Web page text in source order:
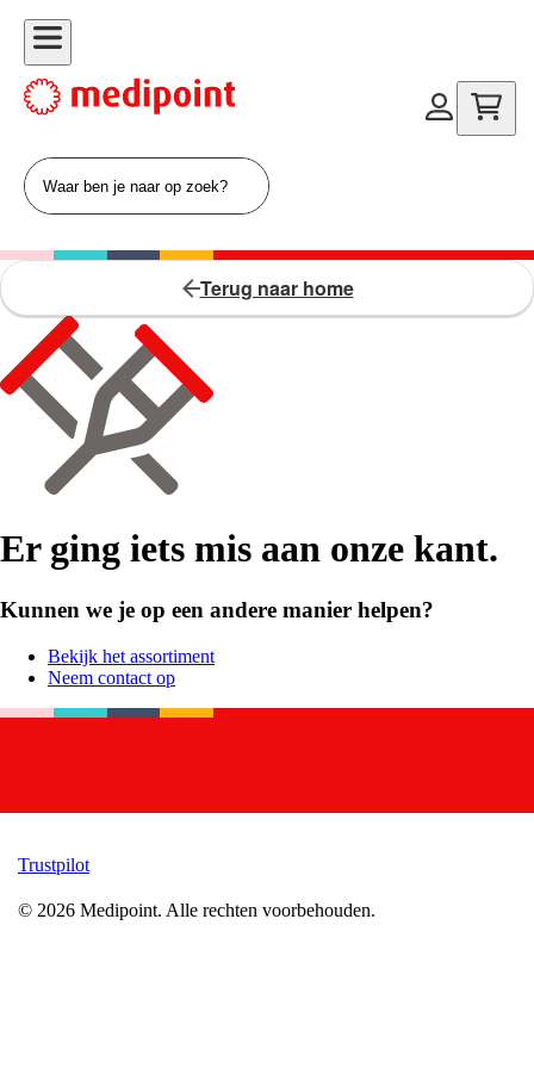
Terug naar home
Er ging iets mis aan onze kant.
Kunnen we je op een andere manier helpen?
Bekijk het assortiment
Neem contact op
Trustpilot
© 2026 Medipoint. Alle rechten voorbehouden.